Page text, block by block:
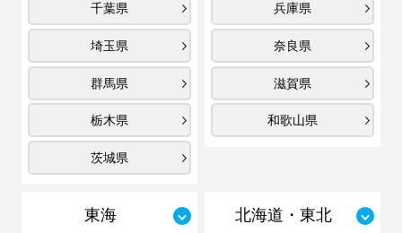
千葉県
埼玉県
群馬県
栃木県
茨城県
兵庫県
奈良県
滋賀県
和歌山県
東海 北海道・東北